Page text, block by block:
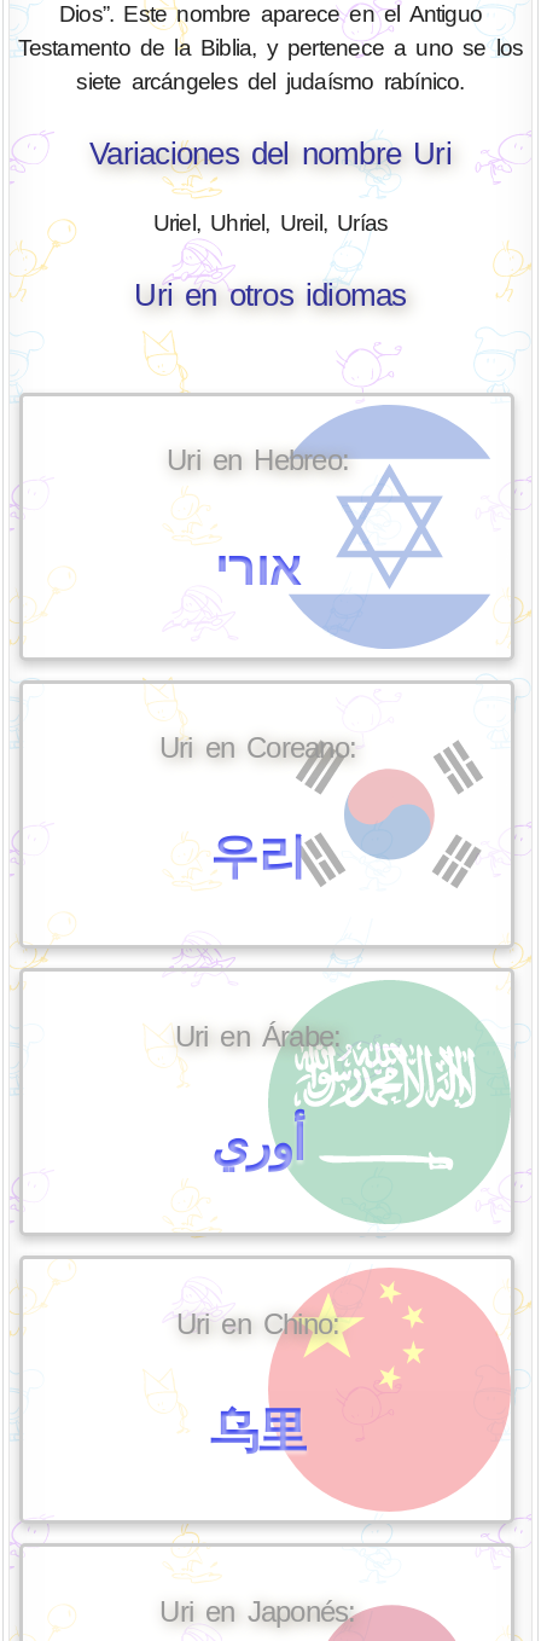
Dios”. Este nombre aparece en el Antiguo
Testamento de la Biblia, y pertenece a uno se los
siete arcángeles del judaísmo rabínico.
Variaciones del nombre Uri
Uriel, Uhriel, Ureil, Urías
Uri en otros idiomas
Uri en Hebreo:
אורי
Uri en Coreano:
우리
Uri en Árabe:
أوري
Uri en Chino:
乌里
Uri en Japonés: